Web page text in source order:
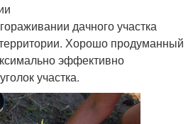
дачного участка
Хорошо продуманный
эффективно
участка.